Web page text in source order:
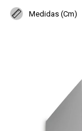
Medidas (Cm)